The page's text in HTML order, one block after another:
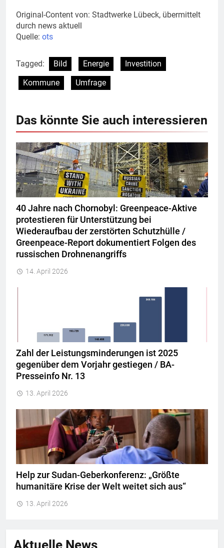
Original-Content von: Stadtwerke Lübeck, übermittelt
durch news aktuell
Quelle: ots
Tagged: Bild Energie
Investition
Kommune
Umfrage
Das könnte Sie auch interessieren
40 Jahre nach Chornobyl: Greenpeace-Aktive
protestieren für Unterstützung bei
Wiederaufbau der zerstörten Schutzhülle /
Greenpeace-Report dokumentiert Folgen des
russischen Drohnenangriffs
14. April 2026
Zahl der Leistungsminderungen ist 2025
gegenüber dem Vorjahr gestiegen / BA-
Presseinfo Nr. 13
13. April 2026
Help zur Sudan-Geberkonferenz: „Größte
humanitäre Krise der Welt weitet sich aus“
13. April 2026
Aktuelle News